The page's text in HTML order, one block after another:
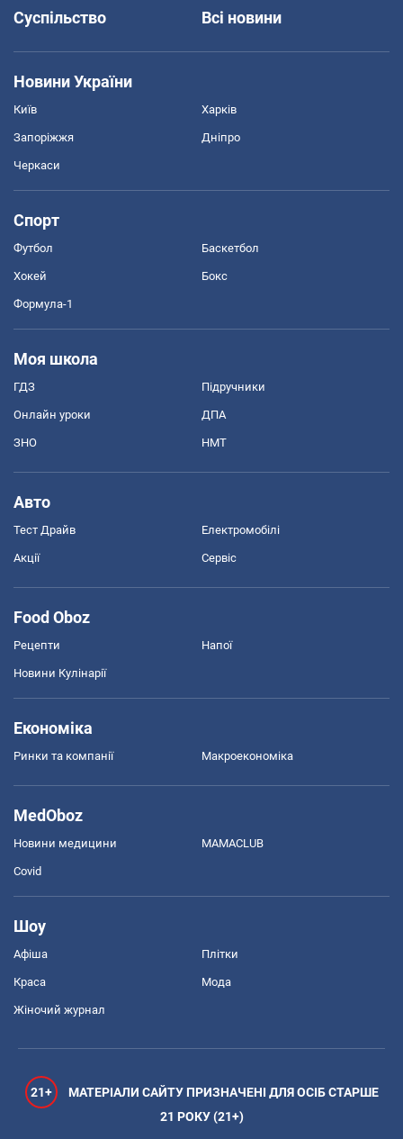
Суспільство
Всі новини
Новини України
Київ Харків
Запоріжжя Дніпро
Черкаси
Спорт
Футбол Баскетбол
Хокей Бокс
Формула-1
Моя школа
ГДЗ Підручники
Онлайн уроки ДПА
ЗНО НМТ
Авто
Тест Драйв Електромобілі
Акції Сервіс
Food Oboz
Рецепти Напої
Новини Кулінарії
Економіка
Ринки та компанії Макроекономіка
MedOboz
Новини медицини MAMACLUB
Covid
Шоу
Афіша Плітки
Краса Мода
Жіночий журнал
21+
МАТЕРІАЛИ САЙТУ ПРИЗНАЧЕНІ ДЛЯ ОСІБ СТАРШЕ
21 РОКУ (21+)